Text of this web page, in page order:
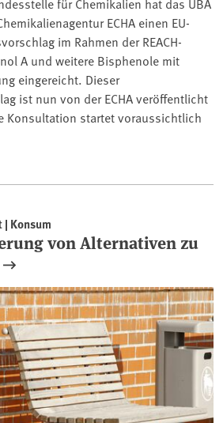
ECHA einen EU-
im Rahmen der REACH-
A und weitere Bisphenole mit
eingereicht. Dieser
ist nun von der ECHA veröffentlicht
Konsultation startet voraussichtlich
Konsum
von Alternativen zu